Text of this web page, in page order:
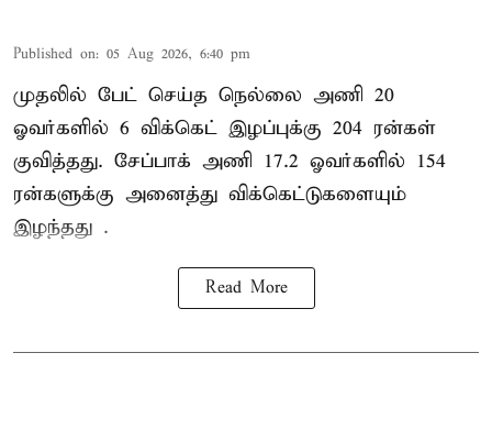
Published on: 05 Aug 2026, 6:40 pm
முதலில் பேட் செய்த நெல்லை அணி 20
ஓவர்களில் 6 விக்கெட் இழப்புக்கு 204 ரன்கள்
குவித்தது. சேப்பாக் அணி 17.2 ஓவர்களில் 154
ரன்களுக்கு அனைத்து விக்கெட்டுகளையும்
இழந்தது .
Read More